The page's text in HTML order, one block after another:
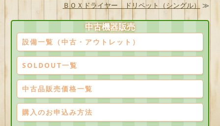
ＢＯＸドライヤー ドリペット（シングル） ≫
中古機器販売
設備一覧（中古・アウトレット）
SOLDOUT一覧
中古品販売価格一覧
購入のお申込み方法